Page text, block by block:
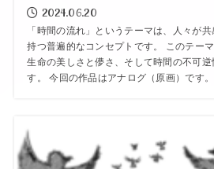
2024.06.20
「時間の流れ」というテーマは、人々が
持つ普遍的なコンセプトです。 このテー
生命の美しさと儚さ、そして時間の不可逆
す。 今回の作品はアナログ（原画）です。